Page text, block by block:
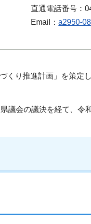
直通電話番号：
Email：a2950-
り推進計画」を策定
会の議決を経て、令